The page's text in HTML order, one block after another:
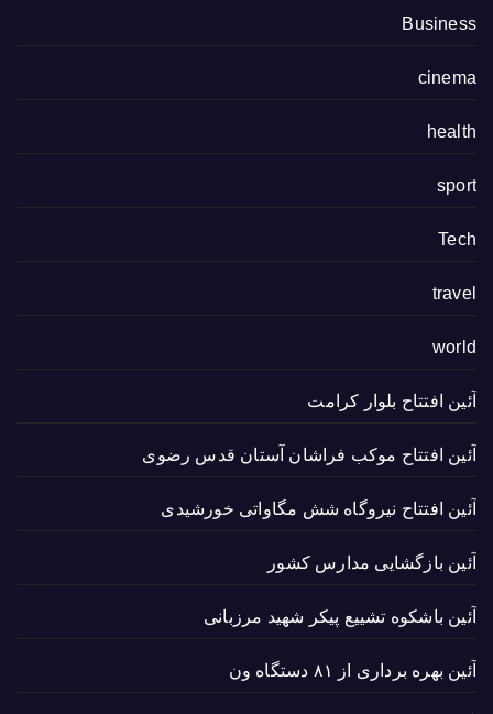
Business
cinema
health
sport
Tech
travel
world
آئین افتتاح بلوار کرامت
آئین افتتاح موکب فراشان آستان قدس رضوی
آئین افتتاح نیروگاه شش مگاواتی خورشیدی
آئین بازگشایی مدارس کشور
آئین باشکوه تشییع پیکر شهید مرزبانی
آئین بهره برداری از ۸۱ دستگاه ون